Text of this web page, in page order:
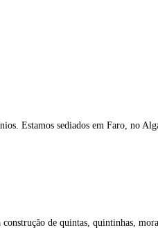
Estamos sediados em Faro, no
de quintas, quintinhas,